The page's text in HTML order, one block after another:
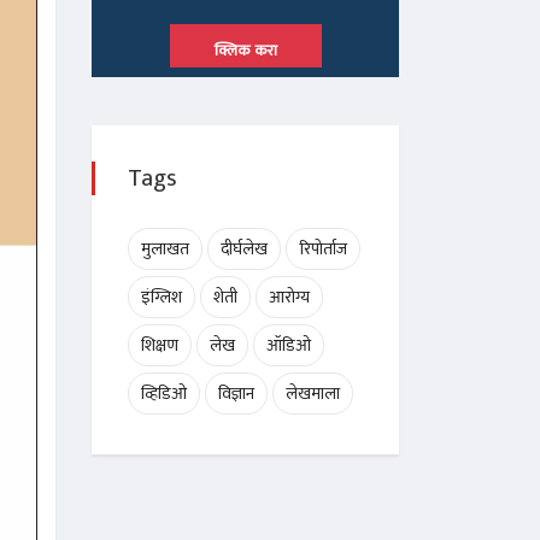
क्लिक करा
Tags
मुलाखत दीर्घलेख
रिपोर्ताज
इंग्लिश
शेती
आरोग्य
शिक्षण
लेख
ऑडिओ
व्हिडिओ
विज्ञान लेखमाला